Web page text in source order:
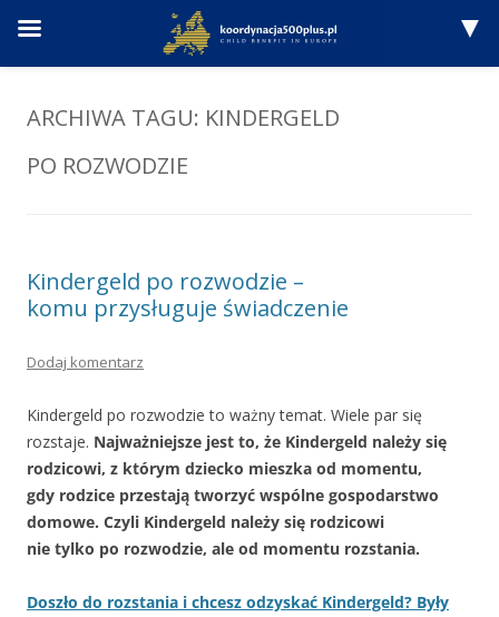
Przejdź
ARCHIWA TAGU: KINDERGELD
PO ROZWODZIE
Kindergeld po rozwodzie –
komu przysługuje świadczenie
Dodaj komentarz
Kindergeld po rozwodzie to ważny temat. Wiele par się
rozstaje. Najważniejsze jest to, że Kindergeld należy się
rodzicowi, z którym dziecko mieszka od momentu,
gdy rodzice przestają tworzyć wspólne gospodarstwo
domowe. Czyli Kindergeld należy się rodzicowi
nie tylko po rozwodzie, ale od momentu rozstania.
Doszło do rozstania i chcesz odzyskać Kindergeld? Były